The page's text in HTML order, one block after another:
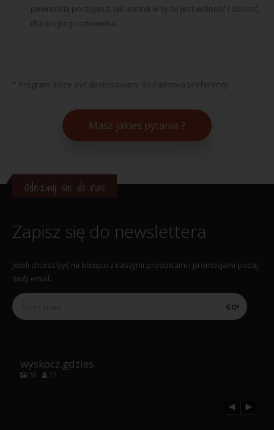
pewnością poczujesz, jak ważna w życiu jest wolność i dobroć,
dla drugiego człowieka.
* Program może być dostosowany do Państwa preferencji.
Masz jakies pytania ?
Odezwij sie do nas
Zapisz się do newslettera
Jeżeli chcesz być na bieżąco z naszymi produktami i promocjami podaj
swój email.
wyskocz.gdzies
38 72